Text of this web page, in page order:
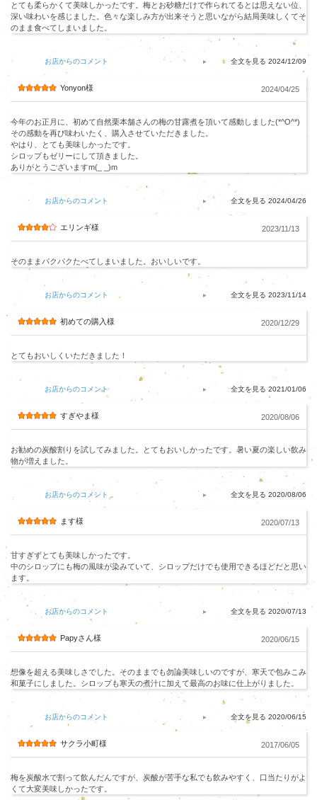
とても柔らかくて美味しかったです。梅とお砂糖だけで作られてるとは思えない位、
深い味わいを感じました。色々な楽しみ方が出来そうと思いながら結局美味しくてそ
のまま食べてしまいました。
お店からのコメント 2024/12/09
Yonyon様 2024/04/25
今年のお正月に、初めて自然栗本舗さんの梅の甘露煮を頂いて感動しました(*^O^*)
その感動を再び味わいたく、購入させていただきました。
やはり、とても美味しかったです。
シロップもゼリーにして頂きました。
ありがとうございますm(_ _)m
お店からのコメント 2024/04/26
エリンギ様 2023/11/13
そのままパクパクたべてしまいました。おいしいです。
お店からのコメント 2023/11/14
初めての購入様 2020/12/29
とてもおいしくいただきました！
お店からのコメント 2021/01/06
すぎやま様 2020/08/06
お勧めの炭酸割りを試してみました。とてもおいしかったです。暑い夏の楽しい飲み
物が増えました。
お店からのコメント 2020/08/06
ます様 2020/07/13
甘すぎずとても美味しかったです。
中のシロップにも梅の風味が染みていて、シロップだけでも使用できるほどだと思い
ます。
お店からのコメント 2020/07/13
Papyさん様 2020/06/15
想像を超える美味しさでした。そのままでも勿論美味しいのですが、寒天で包みこみ
和菓子にしました。シロップも寒天の煮汁に加えて最高のお味に仕上がりました。
お店からのコメント 2020/06/15
サクラ小町様 2017/06/05
梅を炭酸水で割って飲んだんですが、炭酸が苦手な私でも飲みやすく、口当たりがよ
くて大変美味しかったです。